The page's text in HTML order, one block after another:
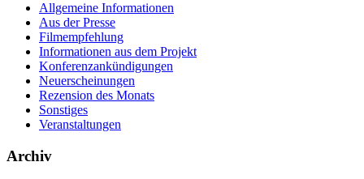
Allgemeine Informationen
Aus der Presse
Filmempfehlung
Informationen aus dem Projekt
Konferenzankündigungen
Neuerscheinungen
Rezension des Monats
Sonstiges
Veranstaltungen
Archiv